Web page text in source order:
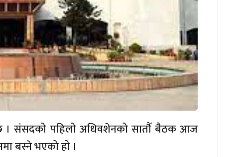
। संसदको पहिलो अधिवशेनको सातौँ बैठक आज
बस्ने भएको हो ।